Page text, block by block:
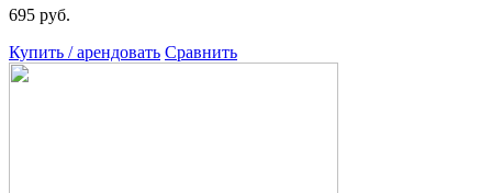
695 руб.
Купить / арендовать Сравнить